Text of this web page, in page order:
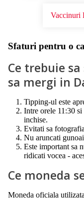
Vaccinuri
Sfaturi pentru o
Ce trebuie
sa mergi in
Tipping-ul este
Intre orele 11:30
inchise.
Evitati sa
Nu aruncati
Este important sa
ridicati vocea -
Ce moneda
Moneda oficiala